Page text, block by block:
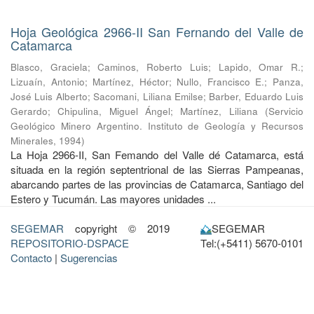
Hoja Geológica 2966-II San Fernando del Valle de
Catamarca
Blasco, Graciela;Caminos, Roberto Luis; Lapido, Omar R.;
Lizuaín, Antonio; Martínez, Héctor; Nullo, Francisco E.; Panza,
José Luis Alberto;Sacomani, Liliana Emilse; Barber, Eduardo Luis
Gerardo;Chipulina, Miguel Ángel; Martínez, Liliana (Servicio
Geológico Minero Argentino. Instituto de Geología y Recursos
Minerales, 1994)
La Hoja 2966-II, San Femando del Valle dé Catamarca, está
situada en la región septentrional de las Sierras Pampeanas,
abarcando partes de las provincias de Catamarca, Santiago del
Estero y Tucumán. Las mayores unidades ...
SEGEMAR copyright © 2019
REPOSITORIO-DSPACE
Contacto | Sugerencias
SEGEMAR
Tel:(+5411) 5670-0101